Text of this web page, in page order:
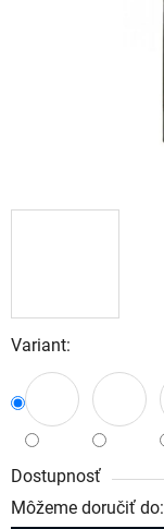
Variant:
Dostupnosť
Môžeme doručiť do: